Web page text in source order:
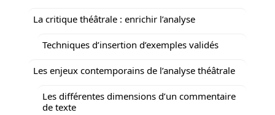
La critique théâtrale : enrichir l’analyse
Techniques d’insertion d’exemples validés
Les enjeux contemporains de l’analyse théâtrale
Les différentes dimensions d’un commentaire
de texte